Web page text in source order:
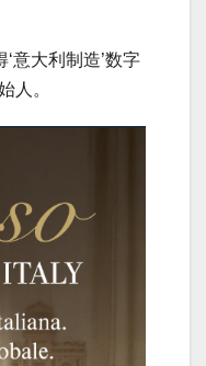
意大利制造’数字
人。